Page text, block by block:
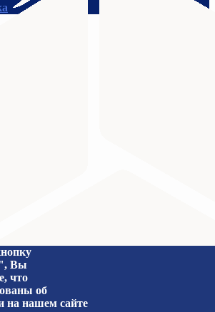
ПРОСВЕЩЕНИЯ
Вы
что
об
на нашем сайте